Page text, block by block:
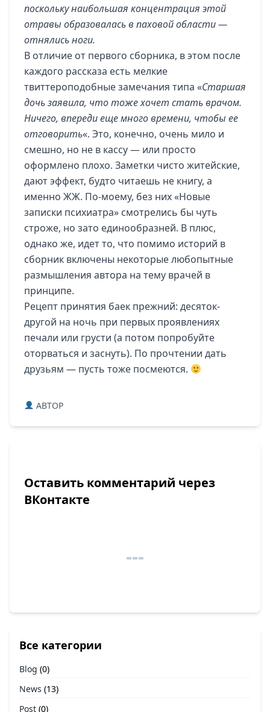
поскольку наибольшая концентрация этой
отравы образовалась в паховой области —
отнялись ноги.
В отличие от первого сборника, в этом после
каждого рассказа есть мелкие
твиттероподобные замечания типа «Старшая
дочь заявила, что тоже хочет стать врачом.
Ничего, впереди еще много времени, чтобы ее
отговорить«. Это, конечно, очень мило и
смешно, но не в кассу — или просто
оформлено плохо. Заметки чисто житейские,
дают эффект, будто читаешь не книгу, а
именно ЖЖ. По-моему, без них «Новые
записки психиатра» смотрелись бы чуть
строже, но зато единообразней. В плюс,
однако же, идет то, что помимо историй в
сборник включены некоторые любопытные
размышления автора на тему врачей в
принципе.
Рецепт принятия баек прежний: десяток-
другой на ночь при первых проявлениях
печали или грусти (а потом попробуйте
оторваться и заснуть). По прочтении дать
друзьям — пусть тоже посмеются.
ABTOP
Оставить комментарий через
ВКонтакте
Все категории
Blog (0)
News (13)
Post (0)